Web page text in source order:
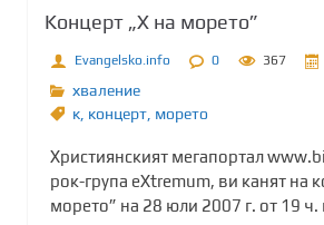
Kонцерт „Х на морето”
Evangelsko.info 0 367
хваление
к концерт морето
Християнският мегапортал
рок-група eXtremum, ви канят на
морето” на 28 юли 2007 г. от 19 ч.